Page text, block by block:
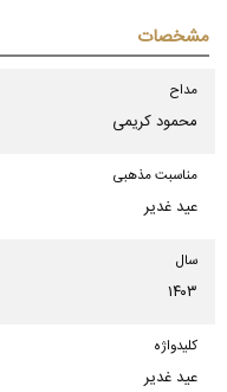
مشخصات
مداح
محمود کریمی
مناسبت مذهبی
عید غدیر
سال
۱۴۰۳
كلیدواژه
عید غدیر